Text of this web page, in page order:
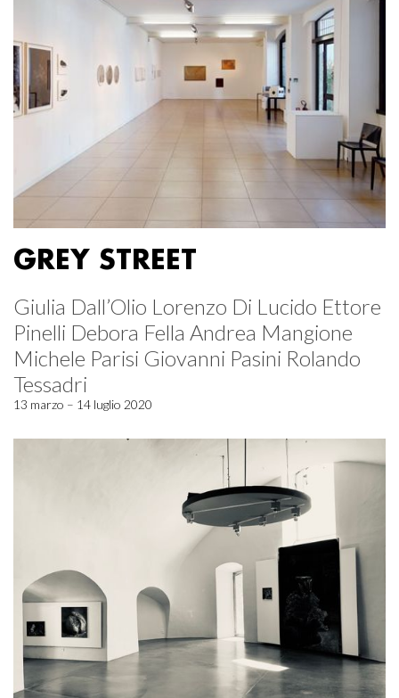
GREY STREET
Giulia Dall’Olio Lorenzo Di Lucido Ettore
Pinelli Debora Fella Andrea Mangione
Michele Parisi Giovanni Pasini Rolando
Tessadri
13 marzo – 14 luglio 2020